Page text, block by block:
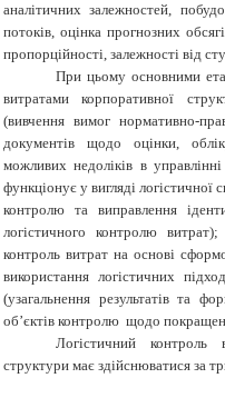
аналітичних залежностей,
потоків, оцінка прогнозних
пропорційності, залежності від
При цьому основними
витратами корпоративної
(вивчення вимог нормативно-
документів щодо оцінки,
можливих недоліків в
функціонує у вигляді логістичної
контролю та виправлення
логістичного контролю
контроль витрат на основі
використання логістичних
(узагальнення результатів та
об’єктів контролю щодо
Логістичний контроль
структури має здійснюватися за